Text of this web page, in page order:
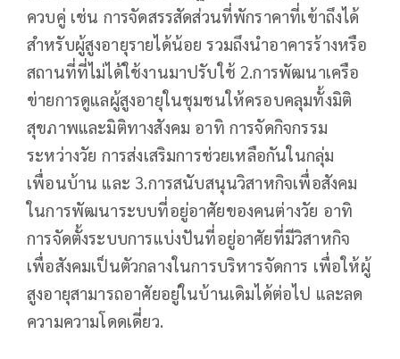
ควบคู่ เช่น การจัดสรรสัดส่วนที่พักราคาที่เข้าถึงได้
สำหรับผู้สูงอายุรายได้น้อย รวมถึงนำอาคารร้างหรือ
สถานที่ที่ไม่ได้ใช้งานมาปรับใช้ 2.การพัฒนาเครือ
ข่ายการดูแลผู้สูงอายุในชุมชนให้ครอบคลุมทั้งมิติ
สุขภาพและมิติทางสังคม อาทิ การจัดกิจกรรม
ระหว่างวัย การส่งเสริมการช่วยเหลือกันในกลุ่ม
เพื่อนบ้าน และ 3.การสนับสนุนวิสาหกิจเพื่อสังคม
ในการพัฒนาระบบที่อยู่อาศัยของคนต่างวัย อาทิ
การจัดตั้งระบบการแบ่งปันที่อยู่อาศัยที่มีวิสาหกิจ
เพื่อสังคมเป็นตัวกลางในการบริหารจัดการ เพื่อให้ผู้
สูงอายุสามารถอาศัยอยู่ในบ้านเดิมได้ต่อไป และลด
ความความโดดเดี่ยว.